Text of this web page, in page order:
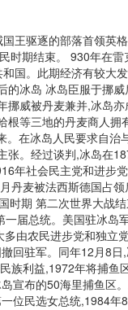
驱逐的部落首领英
期结束。 930年在
国。此期经济有较
冰岛 冰岛臣服于挪
威被丹麦兼并,冰
等三地的丹麦商人
在冰岛人民要求自
。经过谈判,冰岛在
年社会民主党和进
麦被法西斯德国占
期 第二次世界大
届总统。美国驻冰
由农民进步党和独
驻军。同年12月8
利益,1972年将捕
布的50海里捕鱼
位民选女总统,1984年8